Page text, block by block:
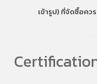
เข้ารูป) ที่จัดซื้อคว